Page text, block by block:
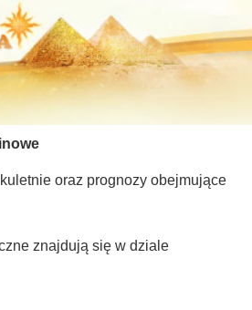
oraz prognozy obejmujące
znajdują się w dziale